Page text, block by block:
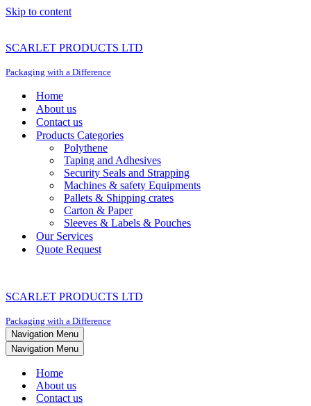
Skip to content
SCARLET PRODUCTS LTD
Packaging with a Difference
Home
About us
Contact us
Products Categories
Polythene
Taping and Adhesives
Security Seals and Strapping
Machines & safety Equipments
Pallets & Shipping crates
Carton & Paper
Sleeves & Labels & Pouches
Our Services
Quote Request
SCARLET PRODUCTS LTD
Packaging with a Difference
Navigation Menu
Navigation Menu
Home
About us
Contact us